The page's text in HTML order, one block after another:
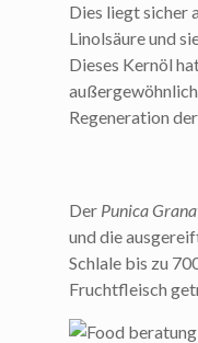
Dies liegt sicher
Linolsäure und
Dieses Kernöl
Regeneration
Der Punica
und die
Schlale bis zu
Fruchtfleisch